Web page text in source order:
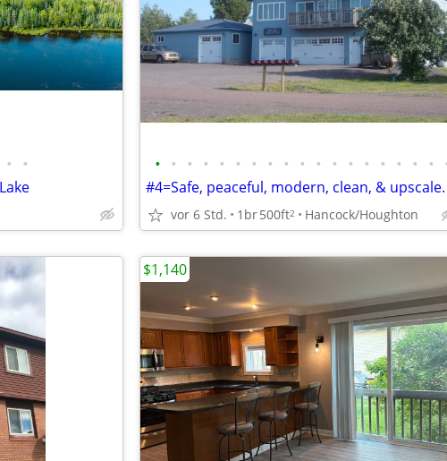
• • • • • • • • • • • • • • • • • • • •
#4=Safe, peaceful, modern, clean, & upscale.
vor 6 Std. 1br500ft2 Hancock/Houghton
$1,140